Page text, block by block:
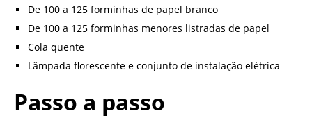
De 100 a 125 forminhas de papel branco
De 100 a 125 forminhas menores listradas de papel
Cola quente
Lâmpada florescente e conjunto de instalação elétrica
Passo a passo